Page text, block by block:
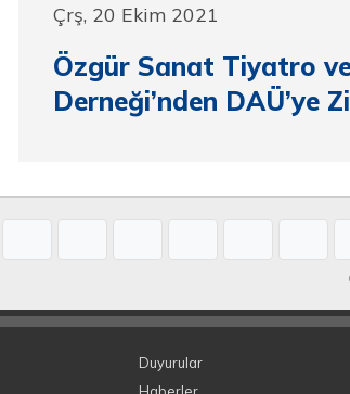
Çrş, 20 Ekim 2021
Özgür Sanat Tiyatro
Derneği’nden DAÜ’ye
Duyurular
Haberler